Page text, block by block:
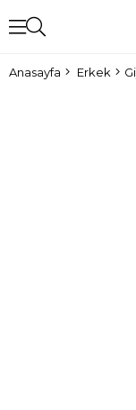
Anasayfa Erkek